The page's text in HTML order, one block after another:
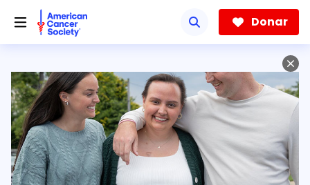
hacia
contenido
Donar